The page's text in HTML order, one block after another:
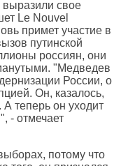
выразили свое
Le Nouvel
примет участие в
путинской
россиян, они
"Медведев
России, о
Он, казалось,
А теперь он уходит
- отмечает
потому что